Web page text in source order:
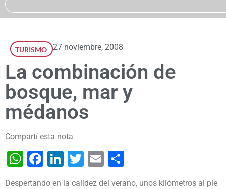
TURISMO 27 noviembre, 2008
La combinación de
bosque, mar y
médanos
Compartí esta nota
WhatsApp
Facebook
LinkedIn
Twitter
Email
Despertando en la calidez del verano, unos kilómetros al pie